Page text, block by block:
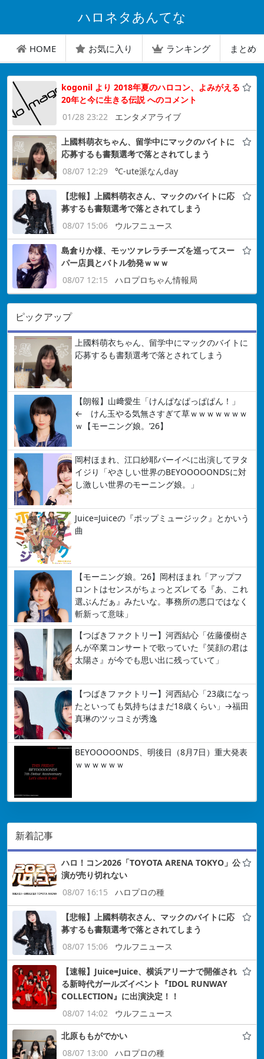
ハロネタあんてな
HOME お気に入り ランキング まとめ
kogonil より 2018年夏のハロコン、よみがえる
20年と今に生きる伝説 へのコメント
01/28 23:22
エンタメアライブ
上國料萌衣ちゃん、留学中にマックのバイトに
応募するも書類選考で落とされてしまう
08/07 12:29
℃-ute派なんday
【悲報】上國料萌衣さん、マックのバイトに応
募するも書類選考で落とされてしまう
08/07 15:06
ウルフニュース
島倉りか様、モッツァレラチーズを巡ってスー
パー店員とバトル勃発ｗｗｗ
08/07 12:15
ハロプロちゃん情報局
ピックアップ
上國料萌衣ちゃん、留学中にマックのバイトに
応募するも書類選考で落とされてしまう
【朗報】山﨑愛生「けんぱなぱっぱぱん！」
← けん玉やる気無さすぎて草ｗｗｗｗｗｗｗ
ｗ【モーニング娘。’26】
岡村ほまれ、江口紗耶バーイベに出演してヲタ
イジり「やさしい世界のBEYOOOOONDSに対
し激しい世界のモーニング娘。」
Juice=Juiceの『ポップミュージック』とかいう
曲
【モーニング娘。’26】岡村ほまれ「アップフ
ロントはセンスがちょっとズレてる『あ、これ
選ぶんだぁ』みたいな。事務所の悪口ではなく
斬新って意味」
【つばきファクトリー】河西結心「佐藤優樹さ
んが卒業コンサートで歌っていた『笑顔の君は
太陽さ』が今でも思い出に残っていて」
【つばきファクトリー】河西結心「23歳になっ
たといっても気持ちはまだ18歳くらい」→福田
真琳のツッコミが秀逸
BEYOOOOONDS、明後日（8月7日）重大発表
ｗｗｗｗｗｗ
新着記事
ハロ！コン2026「TOYOTA ARENA TOKYO」公
演が売り切れない
08/07 16:15
ハロプロの種
【悲報】上國料萌衣さん、マックのバイトに応
募するも書類選考で落とされてしまう
08/07 15:06
ウルフニュース
【速報】Juice=Juice、横浜アリーナで開催され
る新時代ガールズイベント『IDOL RUNWAY
COLLECTION』に出演決定！！
08/07 14:02
ウルフニュース
北原ももがでかい
08/07 13:00
ハロプロの種